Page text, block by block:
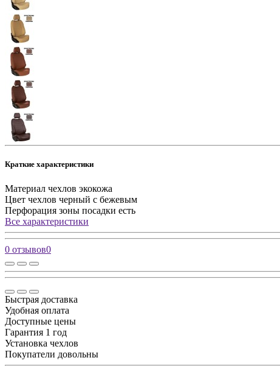
Краткие характеристики
Материал чехлов экокожа
Цвет чехлов черный с бежевым
Перфорация зоны посадки есть
Все характеристики
0 отзывов0
Быстрая доставка
Удобная оплата
Доступные цены
Гарантия 1 год
Установка чехлов
Покупатели довольны